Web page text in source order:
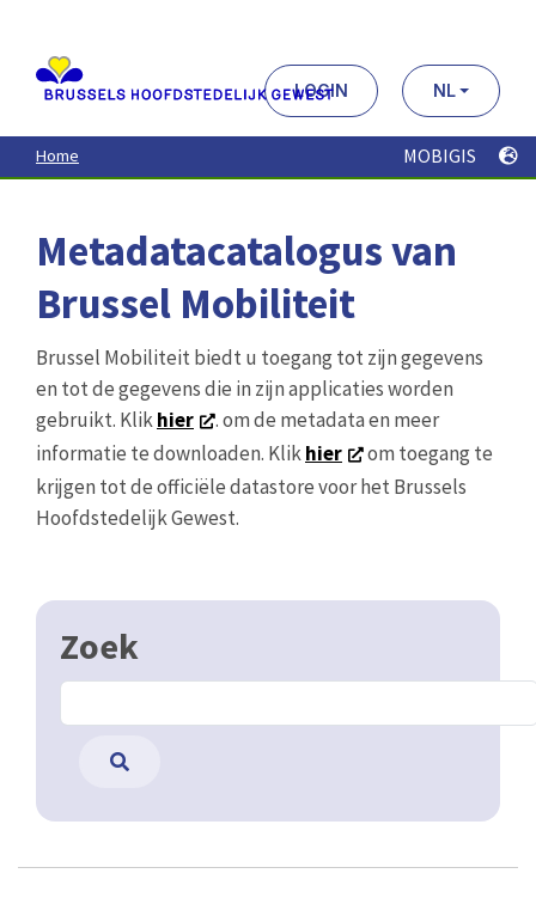
contenu
principal
LOGIN NL
Home MOBIGIS
Metadatacatalogus van
Brussel Mobiliteit
Brussel Mobiliteit biedt u toegang tot zijn gegevens
en tot de gegevens die in zijn applicaties worden
gebruikt. Klikhier
. om de metadata en meer
informatie te downloaden. Klikhier
om toegang te
krijgen tot de officiële datastore voor het Brussels
Hoofdstedelijk Gewest.
Zoek